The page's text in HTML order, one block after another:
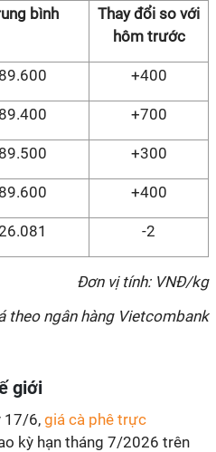
bình
Thay đổi so với
hôm trước
89.600 +400
89.400 +700
89.500 +300
89.600 +400
-2
Đơn vị tính: VNĐ/kg
theo ngân hàng Vietcombank
giới
17/6,giá cà phê trực
kỳ hạn tháng 7/2026 trên